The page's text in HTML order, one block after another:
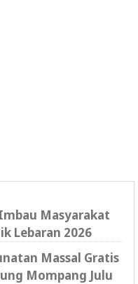
Masyarakat
Lebaran 2026
Massal Gratis
Mompang Julu